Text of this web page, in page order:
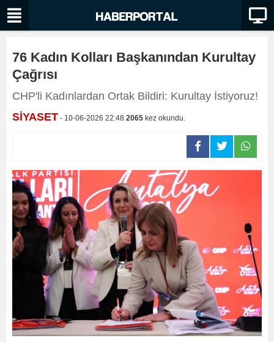
76 Kadın Kolları Başkanından Kurultay
Çağrısı
CHP'li Kadınlardan Ortak Bildiri: Kurultay İstiyoruz!
SİYASET - 10-06-2026 22:48 2065 kez okundu.